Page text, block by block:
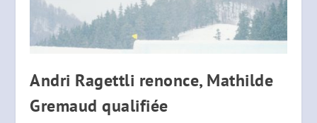
Andri Ragettli renonce, Mathilde
Gremaud qualifiée